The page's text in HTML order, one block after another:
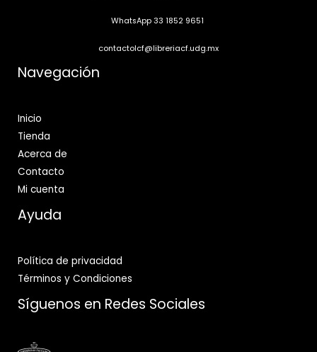
WhatsApp 33 1852 9651
contactolcf@libreriacf.udg.mx
Navegación
Inicio
Tienda
Acerca de
Contacto
Mi cuenta
Ayuda
Política de privacidad
Términos y Condiciones
Síguenos en Redes Sociales